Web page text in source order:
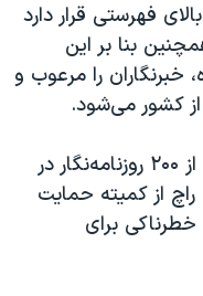
در بالای فهرستی قرار دارد
بنا بر این
خبرنگاران را مرعوب و
کشور می‌شود.
گزارش شده که در حال حاضر بیش از ۲۰۰ روزنامه‌نگار در
از کمیته حمایت
خطرناکی برای